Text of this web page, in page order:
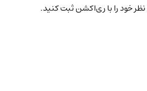
نظر خود را با ری‌اکشن ثبت کنید.